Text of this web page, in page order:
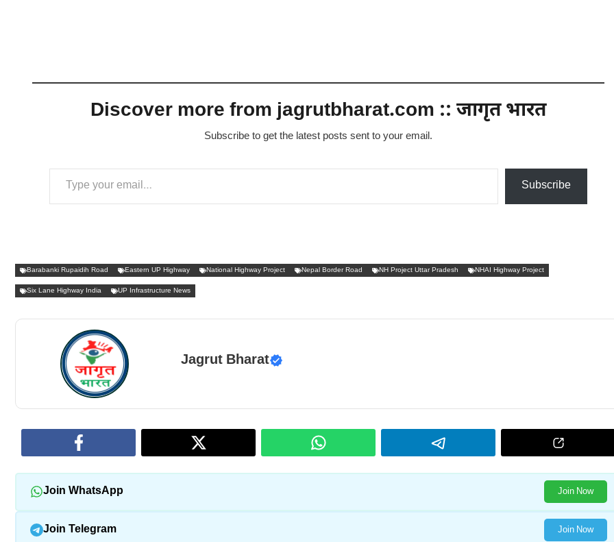
Discover more from jagrutbharat.com :: जागृत भारत
Subscribe to get the latest posts sent to your email.
Type your email…
Subscribe
Barabanki Rupaidih Road Eastern UP Highway National Highway Project Nepal Border Road NH Project Uttar Pradesh NHAI Highway Project
Six Lane Highway India UP Infrastructure News
Jagrut Bharat
Join WhatsApp Join Now
Join Telegram Join Now